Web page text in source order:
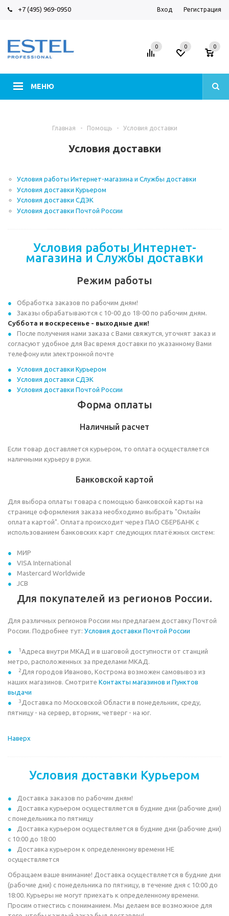
+7 (495) 969-0950 Вход Регистрация
МЕНЮ
0 0 0
Главная - Помощь - Условия доставки
Условия доставки
Условия работы Интернет-магазина и Службы доставки
Условия доставки Курьером
Условия доставки СДЭК
Условия доставки Почтой России
Условия работы Интернет-
магазина и Службы доставки
Режим работы
Обработка заказов по рабочим дням!
Заказы обрабатываются с 10-00 до 18-00 по рабочим дням.
Суббота и воскресенье - выходные дни!
После получения нами заказа с Вами свяжутся, уточнят заказ и
согласуют удобное для Вас время доставки по указанному Вами
телефону или электронной почте
Условия доставки Курьером
Условия доставки СДЭК
Условия доставки Почтой России
Форма оплаты
Наличный расчет
Если товар доставляется курьером, то оплата осуществляется
наличными курьеру в руки.
Банковской картой
Для выбора оплаты товара с помощью банковской карты на
странице оформления заказа необходимо выбрать "Онлайн
оплата картой". Оплата происходит через ПАО СБЕРБАНК с
использованием банковских карт следующих платёжных систем:
МИР
VISA International
Mastercard Worldwide
JCB
Для покупателей из регионов России.
Для различных регионов России мы предлагаем доставку Почтой
России. Подробнее тут: Условия доставки Почтой России
1Адреса внутри МКАД и в шаговой доступности от станций
метро, расположенных за пределами МКАД.
2 Для городов Иваново, Кострома возможен самовывоз из
наших магазинов. Смотрите Контакты магазинов и Пунктов
выдачи
3 Доставка по Московской Области в понедельник, среду,
пятницу - на сервер, вторник, четверг - на юг.
Наверх
Условия доставки Курьером
Доставка заказов по рабочим дням!
Доставка курьером осуществляется в будние дни (рабочие дни)
с понедельника по пятницу
Доставка курьером осуществляется в будние дни (рабочие дни)
с 10:00 до 18:00
Доставка курьером к определенному времени НЕ
осуществляется
Обращаем ваше внимание! Доставка осуществляется в будние дни
(рабочие дни) с понедельника по пятницу, в течение дня с 10:00 до
18:00. Курьеры не могут приехать к определенному времени.
Просим отнестись с пониманием. Мы делаем все возможное для